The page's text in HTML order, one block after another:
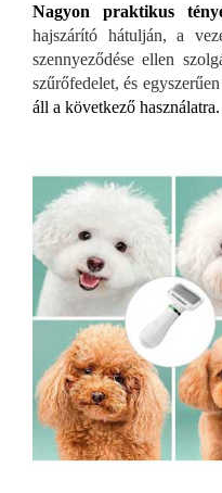
Nagyon praktikus
hajszárító hátulján, a
szennyeződése ellen
szűrőfedelet, és
áll a következő használatra.